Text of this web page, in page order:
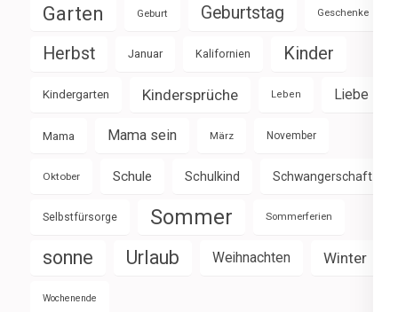
Garten Geburt Geburtstag Geschenke
Herbst Januar Kalifornien Kinder
Kindergarten Kindersprüche Leben Liebe
Mama Mama sein März November
Oktober Schule Schulkind Schwangerschaft
Selbstfürsorge Sommer Sommerferien
sonne Urlaub Weihnachten Winter
Wochenende